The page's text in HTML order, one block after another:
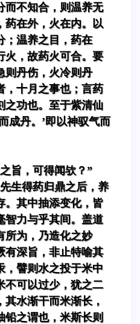
而不知合，则温养无
药在外，火在内。以
；温养之目，药在
火，故药火可合。要
则丹伤，火冷则丹
，十月之事也；言药
之功也。至于紫清仙
成丹。’即以神驭气而
旨，可得闻欤？”
生得药归鼎之后，养
。其中抽添变化，皆
智力与乎其间。盖道
所为，乃造化之妙
有深旨，非止特喻其
，譬则水之投于米中
不可以过少，犹之二
水渐干而米渐长，
铅之谓也，米斯长则